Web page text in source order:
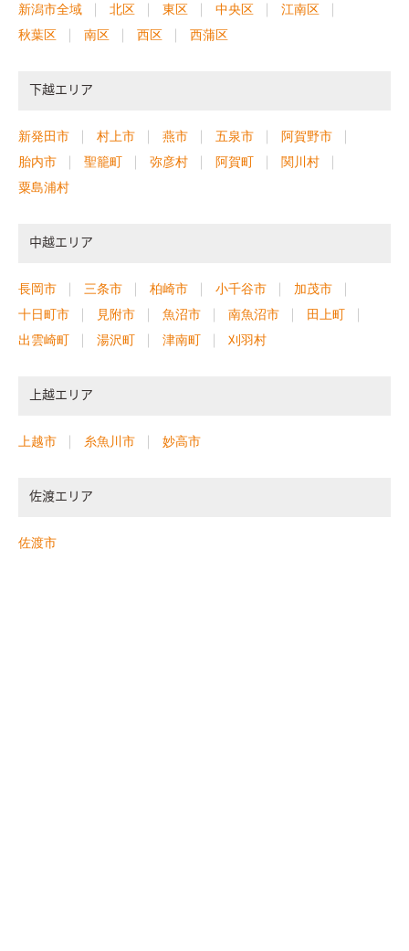
新潟市全域 北区 東区 中央区
江南区
秋葉区
南区 西区 西蒲区
下越エリア
新発田市 村上市 燕市 五泉市
阿賀野市
胎内市
聖籠町 弥彦村 阿賀町
関川村
粟島浦村
中越エリア
長岡市 三条市 柏崎市 小千谷市
加茂市
十日町市
見附市 魚沼市 南魚沼市
田上町
出雲崎町
湯沢町 津南町 刈羽村
上越エリア
上越市 糸魚川市 妙高市
佐渡エリア
佐渡市